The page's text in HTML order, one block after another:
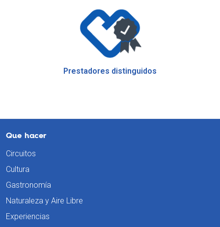
Prestadores distinguidos
Que hacer
Circuitos
Cultura
Gastronomía
Naturaleza y Aire Libre
Experiencias